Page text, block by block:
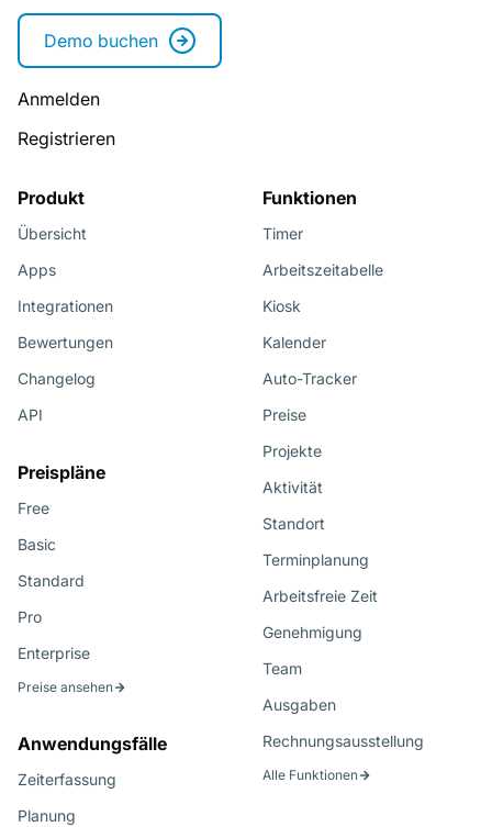
Demo buchen
Anmelden
Registrieren
Produkt
Übersicht
Apps
Integrationen
Bewertungen
Changelog
API
Preispläne
Free
Basic
Standard
Pro
Enterprise
Preise ansehen
Anwendungsfälle
Zeiterfassung
Planung
Funktionen
Timer
Arbeitszeitabelle
Kiosk
Kalender
Auto-Tracker
Preise
Projekte
Aktivität
Standort
Terminplanung
Arbeitsfreie Zeit
Genehmigung
Team
Ausgaben
Rechnungsausstellung
Alle Funktionen